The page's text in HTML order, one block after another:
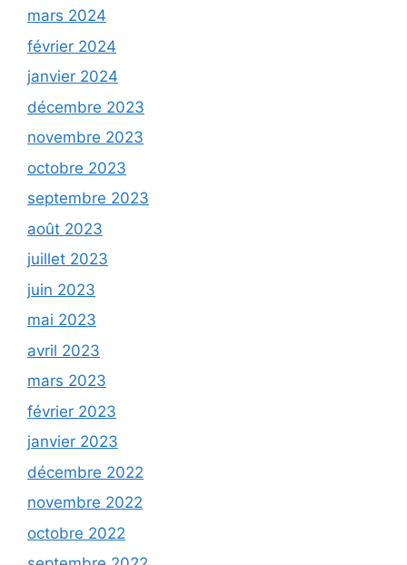
mars 2024
février 2024
janvier 2024
décembre 2023
novembre 2023
octobre 2023
septembre 2023
août 2023
juillet 2023
juin 2023
mai 2023
avril 2023
mars 2023
février 2023
janvier 2023
décembre 2022
novembre 2022
octobre 2022